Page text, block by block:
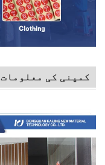
کمپنی کی معلومات